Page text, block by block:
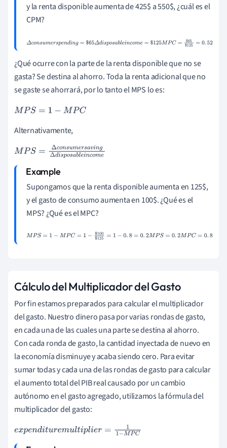
y la renta disponible aumenta de 425$ a 550$, ¿cuál es el
CPM?
Δconsumerspending=$65Δdisposableincome=$125MPC
¿Qué ocurre con la parte de la renta disponible que no se
gasta? Se destina al ahorro. Toda la renta adicional que no
se gaste se ahorrará, por lo tanto el MPS lo es:
MPS=1 -M PC
Alternativamente,
MPS=∆ co nsumersaving∆di
sp osa o
Supongamos que la renta disponible aumenta en 125$,
y el gasto de consumo aumenta en 100$. ¿Qué es el
MPS? ¿Qué es el MPC?
MPS=1-MPC=1-$100 $125=1-0.8=0.2MPS=0.2MPC=0.8
Cálculo del Multiplicador del Gasto
Por fin estamos preparados para calcular el multiplicador
del gasto. Nuestro dinero pasa por varias rondas de gasto,
en cada una de las cuales una parte se destina al ahorro.
Con cada ronda de gasto, la cantidad inyectada de nuevo en
la economía disminuye y acaba siendo cero. Para evitar
sumar todas y cada una de las rondas de gasto para calcular
el aumento total del PIB real causado por un cambio
autónomo en el gasto agregado, utilizamos la fórmula del
multiplicador del gasto:
expendituremultiplier=11-MP C